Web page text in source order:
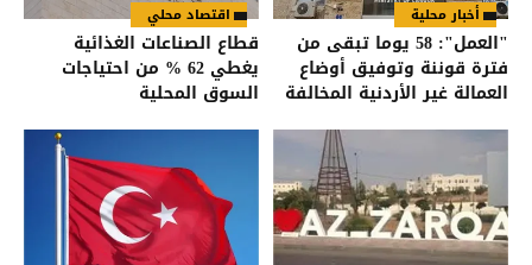
أخبار محلية
"العمل": 58 يوما تبقى من
فترة قوننة وتوفيق أوضاع
العمالة غير الأردنية المخالفة
اقتصاد محلي
قطاع الصناعات الغذائية
يغطي 62 % من احتياجات
السوق المحلية